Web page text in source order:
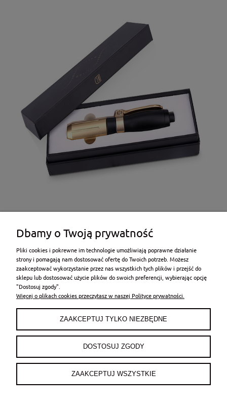
POMOC
PŁATNOŚCI I DOSTAWA
INFORMACJE
Dbamy o Twoją prywatność
Pliki cookies i pokrewne im technologie umożliwiają poprawne działanie
strony i pomagają nam dostosować ofertę do Twoich potrzeb. Możesz
zaakceptować wykorzystanie przez nas wszystkich tych plików i przejść do
sklepu lub dostosować użycie plików do swoich preferencji, wybierając opcję
"Dostosuj zgody".
Więcej o plikach cookies przeczytasz w naszej Polityce prywatności.
ZAAKCEPTUJ TYLKO NIEZBĘDNE
DOSTOSUJ ZGODY
ZAAKCEPTUJ WSZYSTKIE